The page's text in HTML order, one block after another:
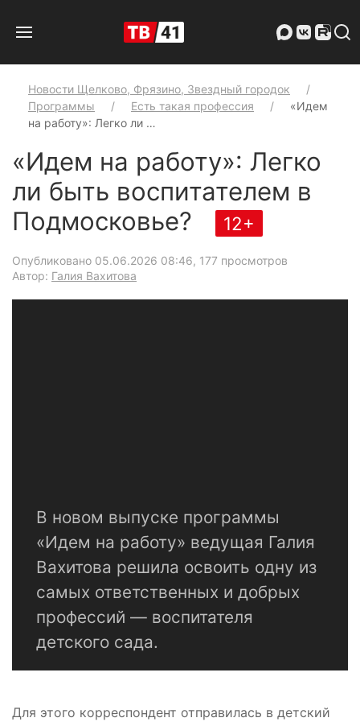
Новости Щелково, Фрязино, Звездный городок
Программы
Есть такая профессия
«Идем
на работу»: Легко ли …
«Идем на работу»: Легко
ли быть воспитателем в
Подмосковье?
12+
Опубликовано 05.06.2026 08:46, 177 просмотров
Автор: Галия Вахитова
В новом выпуске программы
«Идем на работу» ведущая Галия
Вахитова решила освоить одну из
самых ответственных и добрых
профессий — воспитателя
детского сада.
Для этого корреспондент отправилась в детский